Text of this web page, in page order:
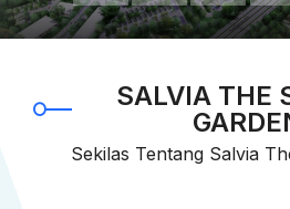
SALVIA THE
Sekilas Tentang Salvia